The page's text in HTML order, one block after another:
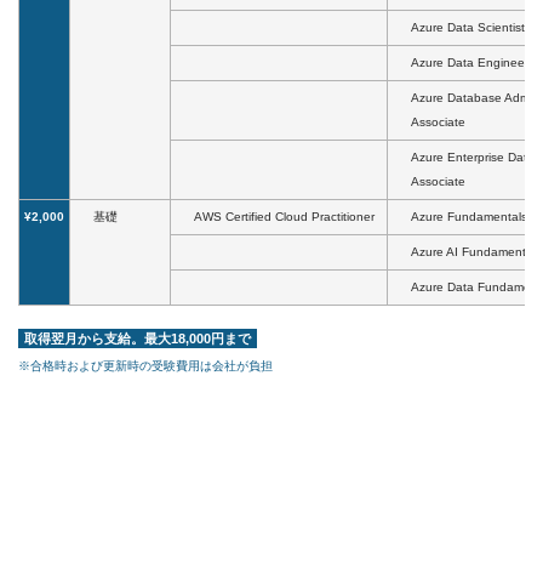
Azure Data Scientist
Azure Data Engineer
Azure Database
Associate
Azure Enterprise Data
Associate
¥2,000 基礎 AWS Certified Cloud Practitioner Azure Fundamentals
Azure AI Fundamentals
Azure Data
取得翌月から支給。最大18,000円まで
※合格時および更新時の受験費用は会社が負担